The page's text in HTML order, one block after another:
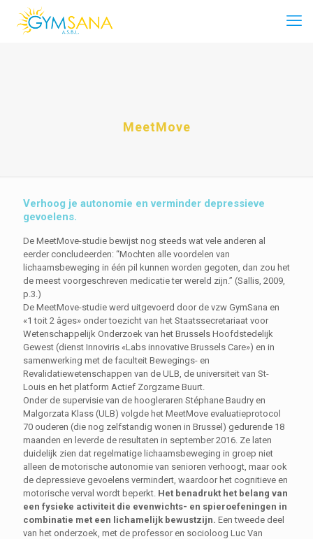
MeetMove
Verhoog je autonomie en verminder depressieve
gevoelens.
De MeetMove-studie bewijst nog steeds wat vele anderen al
eerder concludeerden: “Mochten alle voordelen van
lichaamsbeweging in één pil kunnen worden gegoten, dan zou het
de meest voorgeschreven medicatie ter wereld zijn.” (Sallis, 2009,
p.3.)
De MeetMove-studie werd uitgevoerd door de vzw GymSana en
«1 toit 2 âges» onder toezicht van het Staatssecretariaat voor
Wetenschappelijk Onderzoek van het Brussels Hoofdstedelijk
Gewest (dienst Innoviris «Labs innovative Brussels Care») en in
samenwerking met de faculteit Bewegings- en
Revalidatiewetenschappen van de ULB, de universiteit van St-
Louis en het platform Actief Zorgzame Buurt.
Onder de supervisie van de hoogleraren Stéphane Baudry en
Malgorzata Klass (ULB) volgde het MeetMove evaluatieprotocol
70 ouderen (die nog zelfstandig wonen in Brussel) gedurende 18
maanden en leverde de resultaten in september 2016. Ze laten
duidelijk zien dat regelmatige lichaamsbeweging in groep niet
alleen de motorische autonomie van senioren verhoogt, maar ook
de depressieve gevoelens vermindert, waardoor het cognitieve en
motorische verval wordt beperkt. Het benadrukt het belang van
een fysieke activiteit die evenwichts- en spieroefeningen in
combinatie met een lichamelijk bewustzijn. Een tweede deel
van het onderzoek, met de professor en socioloog Luc Van